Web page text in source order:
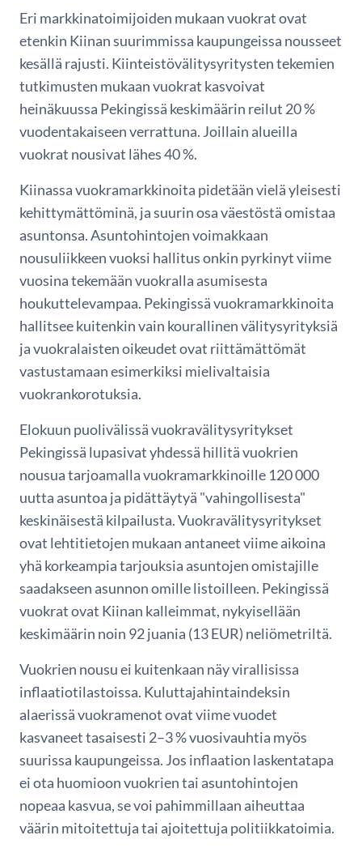
Eri markkinatoimijoiden mukaan vuokrat ovat
etenkin Kiinan suurimmissa kaupungeissa nousseet
kesällä rajusti. Kiinteistövälitysyritysten tekemien
tutkimusten mukaan vuokrat kasvoivat
heinäkuussa Pekingissä keskimäärin reilut 20 %
vuodentakaiseen verrattuna. Joillain alueilla
vuokrat nousivat lähes 40 %.
Kiinassa vuokramarkkinoita pidetään vielä yleisesti
kehittymättöminä, ja suurin osa väestöstä omistaa
asuntonsa. Asuntohintojen voimakkaan
nousuliikkeen vuoksi hallitus onkin pyrkinyt viime
vuosina tekemään vuokralla asumisesta
houkuttelevampaa. Pekingissä vuokramarkkinoita
hallitsee kuitenkin vain kourallinen välitysyrityksiä
ja vuokralaisten oikeudet ovat riittämättömät
vastustamaan esimerkiksi mielivaltaisia
vuokrankorotuksia.
Elokuun puolivälissä vuokravälitysyritykset
Pekingissä lupasivat yhdessä hillitä vuokrien
nousua tarjoamalla vuokramarkkinoille 120 000
uutta asuntoa ja pidättäytyä "vahingollisesta"
keskinäisestä kilpailusta. Vuokravälitysyritykset
ovat lehtitietojen mukaan antaneet viime aikoina
yhä korkeampia tarjouksia asuntojen omistajille
saadakseen asunnon omille listoilleen. Pekingissä
vuokrat ovat Kiinan kalleimmat, nykyisellään
keskimäärin noin 92 juania (13 EUR) neliömetriltä.
Vuokrien nousu ei kuitenkaan näy virallisissa
inflaatiotilastoissa. Kuluttajahintaindeksin
alaerissä vuokramenot ovat viime vuodet
kasvaneet tasaisesti 2–3 % vuosivauhtia myös
suurissa kaupungeissa. Jos inflaation laskentatapa
ei ota huomioon vuokrien tai asuntohintojen
nopeaa kasvua, se voi pahimmillaan aiheuttaa
väärin mitoitettuja tai ajoitettuja politiikkatoimia.